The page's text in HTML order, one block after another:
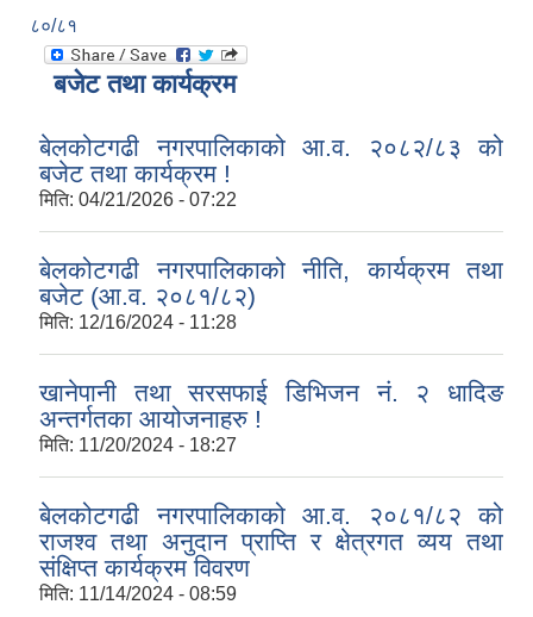
८०/८१
बजेट तथा कार्यक्रम
बेलकोटगढी नगरपालिकाको आ.व. २०८२/८३ को
बजेट तथा कार्यक्रम !
मिति: 04/21/2026 - 07:22
बेलकोटगढी नगरपालिकाको नीति, कार्यक्रम तथा
बजेट (आ.व. २०८१/८२)
मिति: 12/16/2024 - 11:28
खानेपानी तथा सरसफाई डिभिजन नं. २ धादिङ
अन्तर्गतका आयोजनाहरु !
मिति: 11/20/2024 - 18:27
बेलकोटगढी नगरपालिकाको आ.व. २०८१/८२ को
राजश्व तथा अनुदान प्राप्ति र क्षेत्रगत व्यय तथा
संक्षिप्त कार्यक्रम विवरण
मिति: 11/14/2024 - 08:59